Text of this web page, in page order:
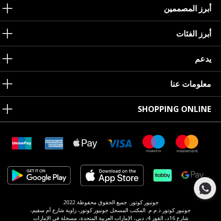
أبرز المصممين
أبرز الفئات
يدعم
معلومات عنا
SHOPPING ONLINE
جونيور كوتور. جميع الحقوق محفوظة 2022.
جونيور كوتور ذ.م.م. المكتب المسجل جونيور كوتور، زاوية شارع أم سقيم،
شارع 16د، القوز 4، دبي، الإمارات العربية المتحدة، مسجلة في الإمارات